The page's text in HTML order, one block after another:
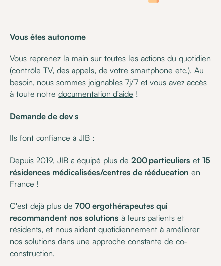
Vous êtes autonome
Vous reprenez la main sur toutes les actions du quotidien
(contrôle TV, des appels, de votre smartphone etc.). Au
besoin, nous sommes joignables 7j/7 et vous avez accès
à toute notredocumentation d'aide !
Demande de devis
Ils font confiance à JIB :
Depuis 2019, JIB a équipé plus de200 particuliers et15
résidences médicalisées/centres de rééducation en
France !
C'est déjà plus de700 ergothérapeutes qui
recommandent nos solutions à leurs patients et
résidents, et nous aident quotidiennement à améliorer
nos solutions dans uneapproche constante de co-
construction.